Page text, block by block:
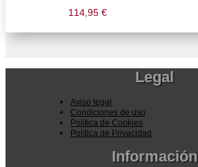
114,95€
Legal
Aviso legal
Condiciones de uso
Política de Cookies
Política de Privacidad
Información